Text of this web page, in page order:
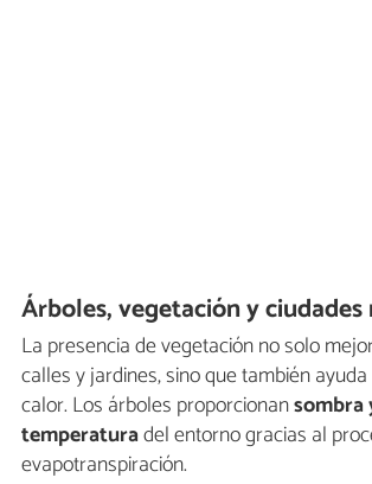
Árboles, vegetación y ciudades
La presencia de vegetación no solo
calles y jardines, sino que también
calor. Los árboles proporcionansombra
temperaturadel entorno gracias al
evapotranspiración.